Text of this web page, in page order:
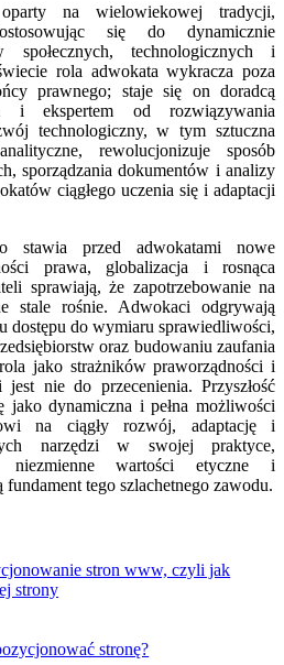
na wielowiekowej tradycji,
się do dynamicznie
społecznych, technologicznych i
rola adwokata wykracza poza
prawnego; staje się on doradcą
i ekspertem od rozwiązywania
technologiczny, w tym sztuczna
rewolucjonizuje sposób
sporządzania dokumentów i analizy
ciągłego uczenia się i adaptacji
stawia przed adwokatami nowe
prawa, globalizacja i rosnąca
sprawiają, że zapotrzebowanie na
stale rośnie. Adwokaci odgrywają
dostępu do wymiaru sprawiedliwości,
oraz budowaniu zaufania
jako strażników praworządności i
nie do przecenienia. Przyszłość
jako dynamiczna i pełna możliwości
na ciągły rozwój, adaptację i
narzędzi w swojej praktyce,
niezmienne wartości etyczne i
tego szlachetnego zawodu.
stron www, czyli jak
strony
stronę?